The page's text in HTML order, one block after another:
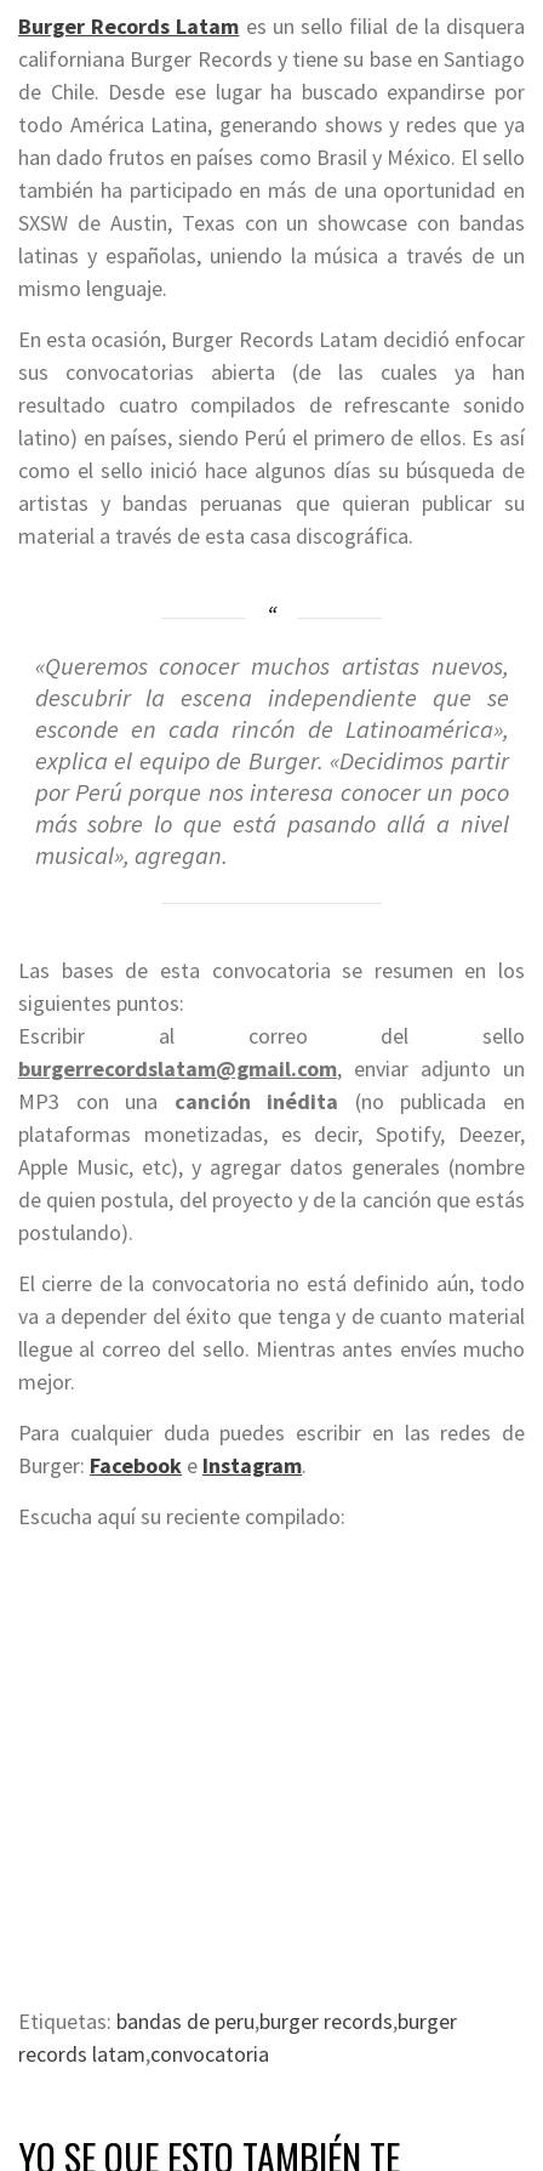
Burger Records Latam es un sello filial de la disquera
californiana Burger Records y tiene su base en Santiago
de Chile. Desde ese lugar ha buscado expandirse por
todo América Latina, generando shows y redes que ya
han dado frutos en países como Brasil y México. El sello
también ha participado en más de una oportunidad en
SXSW de Austin, Texas con un showcase con bandas
latinas y españolas, uniendo la música a través de un
mismo lenguaje.
En esta ocasión, Burger Records Latam decidió enfocar
sus convocatorias abierta (de las cuales ya han
resultado cuatro compilados de refrescante sonido
latino) en países, siendo Perú el primero de ellos. Es así
como el sello inició hace algunos días su búsqueda de
artistas y bandas peruanas que quieran publicar su
material a través de esta casa discográfica.
«Queremos conocer muchos artistas nuevos,
descubrir la escena independiente que se
esconde en cada rincón de Latinoamérica»,
explica el equipo de Burger. «Decidimos partir
por Perú porque nos interesa conocer un poco
más sobre lo que está pasando allá a nivel
musical», agregan.
Las bases de esta convocatoria se resumen en los
siguientes puntos:
Escribir al correo del sello
burgerrecordslatam@gmail.com, enviar adjunto un
MP3 con una canción inédita (no publicada en
plataformas monetizadas, es decir, Spotify, Deezer,
Apple Music, etc), y agregar datos generales (nombre
de quien postula, del proyecto y de la canción que estás
postulando).
El cierre de la convocatoria no está definido aún, todo
va a depender del éxito que tenga y de cuanto material
llegue al correo del sello. Mientras antes envíes mucho
mejor.
Para cualquier duda puedes escribir en las redes de
Burger: Facebook e Instagram.
Escucha aquí su reciente compilado:
Etiquetas: bandas de peru,burger records,burger
records latam,convocatoria
YO SE QUE ESTO TAMBIÉN TE